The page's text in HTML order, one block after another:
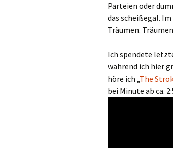
Parteien oder
das scheißegal.
Träumen.
Ich spendete
während ich hier
höre ich „The
bei Minute ab ca.